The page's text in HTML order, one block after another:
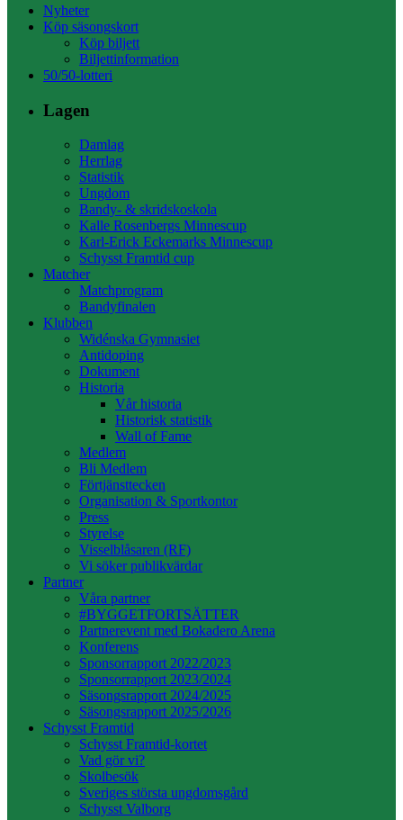
Nyheter
Köp säsongskort
Köp biljett
Biljettinformation
50/50-lotteri
Lagen
Damlag
Herrlag
Statistik
Ungdom
Bandy- & skridskoskola
Kalle Rosenbergs Minnescup
Karl-Erick Eckemarks Minnescup
Schysst Framtid cup
Matcher
Matchprogram
Bandyfinalen
Klubben
Widénska Gymnasiet
Antidoping
Dokument
Historia
Vår historia
Historisk statistik
Wall of Fame
Medlem
Bli Medlem
Förtjänsttecken
Organisation & Sportkontor
Press
Styrelse
Visselblåsaren (RF)
Vi söker publikvärdar
Partner
Våra partner
#BYGGETFORTSÄTTER
Partnerevent med Bokadero Arena
Konferens
Sponsorrapport 2022/2023
Sponsorrapport 2023/2024
Säsongsrapport 2024/2025
Säsongsrapport 2025/2026
Schysst Framtid
Schysst Framtid-kortet
Vad gör vi?
Skolbesök
Sveriges största ungdomsgård
Schysst Valborg